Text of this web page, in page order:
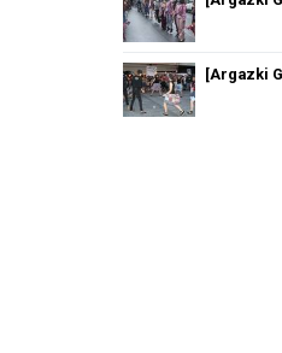
[Argazki